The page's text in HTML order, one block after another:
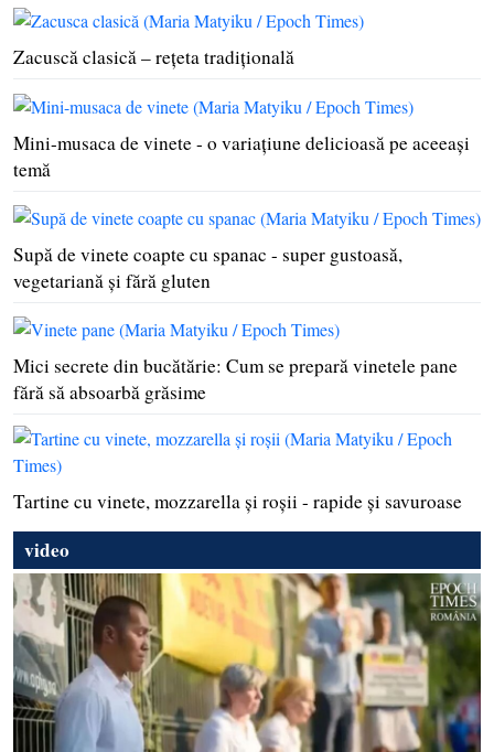
Zacuscă clasică – reţeta tradiţională
Mini-musaca de vinete - o variaţiune delicioasă pe aceeaşi
temă
Supă de vinete coapte cu spanac - super gustoasă,
vegetariană şi fără gluten
Mici secrete din bucătărie: Cum se prepară vinetele pane
fără să absoarbă grăsime
Tartine cu vinete, mozzarella şi roşii - rapide şi savuroase
video